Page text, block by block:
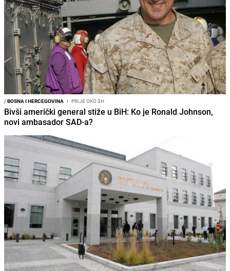
/BOSNA I HERCEGOVINA I PRIJE OKO 3H
Bivši američki general stiže u BiH: Ko je Ronald Johnson,
novi ambasador SAD-a?